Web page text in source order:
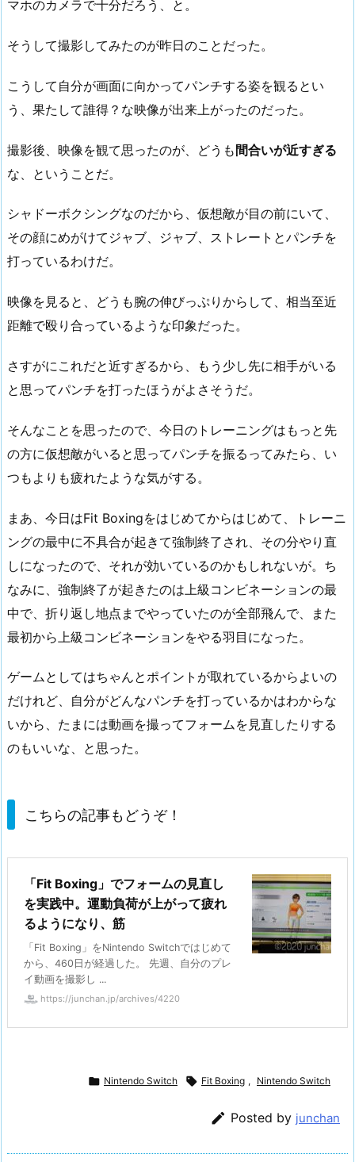
マホのカメラで十分だろう、と。
そうして撮影してみたのが昨日のことだった。
こうして自分が画面に向かってパンチする姿を観るとい
う、果たして誰得？な映像が出来上がったのだった。
撮影後、映像を観て思ったのが、どうも間合いが近すぎる
な、ということだ。
シャドーボクシングなのだから、仮想敵が目の前にいて、
その顔にめがけてジャブ、ジャブ、ストレートとパンチを
打っているわけだ。
映像を見ると、どうも腕の伸びっぷりからして、相当至近
距離で殴り合っているような印象だった。
さすがにこれだと近すぎるから、もう少し先に相手がいる
と思ってパンチを打ったほうがよさそうだ。
そんなことを思ったので、今日のトレーニングはもっと先
の方に仮想敵がいると思ってパンチを振るってみたら、い
つもよりも疲れたような気がする。
まあ、今日はFit Boxingをはじめてからはじめて、トレーニ
ングの最中に不具合が起きて強制終了され、その分やり直
しになったので、それが効いているのかもしれないが。ち
なみに、強制終了が起きたのは上級コンビネーションの最
中で、折り返し地点までやっていたのが全部飛んで、また
最初から上級コンビネーションをやる羽目になった。
ゲームとしてはちゃんとポイントが取れているからよいの
だけれど、自分がどんなパンチを打っているかはわからな
いから、たまには動画を撮ってフォームを見直したりする
のもいいな、と思った。
こちらの記事もどうぞ！
「Fit Boxing」でフォームの見直し
を実践中。運動負荷が上がって疲れ
るようになり、筋
「Fit Boxing」をNintendo Switchではじめて
から、460日が経過した。 先週、自分のプレ
イ動画を撮影し ...
https://junchan.jp/archives/4220
 Nintendo Switch  Fit Boxing , Nintendo Switch
 Posted by junchan